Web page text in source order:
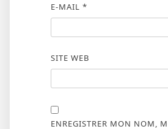
E-MAIL *
SITE WEB
ENREGISTRER MON NOM,